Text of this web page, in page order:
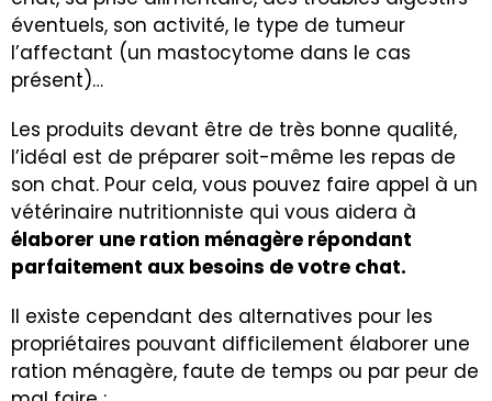
éventuels, son activité, le type de tumeur
l’affectant (un mastocytome dans le cas
présent)…
Les produits devant être de très bonne qualité,
l’idéal est de préparer soit-même les repas de
son chat. Pour cela, vous pouvez faire appel à un
vétérinaire nutritionniste qui vous aidera à
élaborer une ration ménagère répondant
parfaitement aux besoins de votre chat.
Il existe cependant des alternatives pour les
propriétaires pouvant difficilement élaborer une
ration ménagère, faute de temps ou par peur de